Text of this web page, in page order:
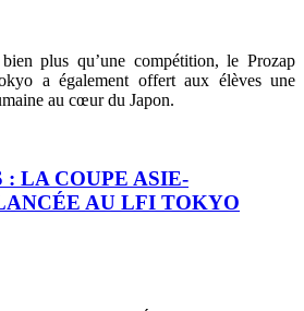
plus qu’une compétition, le Prozap
a également offert aux élèves une
au cœur du Japon.
: LA COUPE ASIE-
AU LFI TOKYO